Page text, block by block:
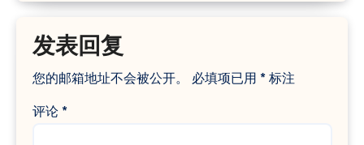
发表回复
您的邮箱地址不会被公开。 必填项已用 *标注
评论 *